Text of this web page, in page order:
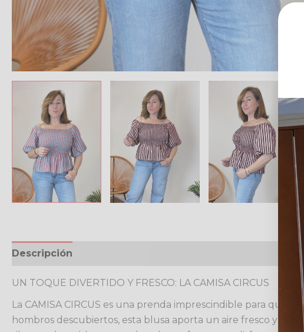
Descripción
UN TOQUE DIVERTIDO Y FRESCO: LA CAMISA CIRCUS
La CAMISA CIRCUS es una prenda imprescindible para
hombros descubiertos, esta blusa aporta un aire fresco y